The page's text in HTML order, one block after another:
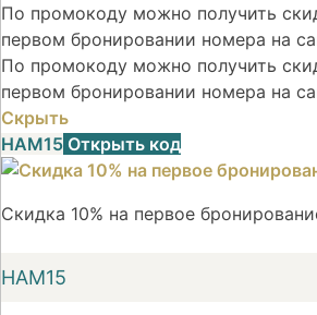
По промокоду можно получить
первом бронировании номера на
По промокоду можно получить
первом бронировании номера на
Скрыть
НАМ15 Открыть код
Скидка 10% на первое
НАМ15